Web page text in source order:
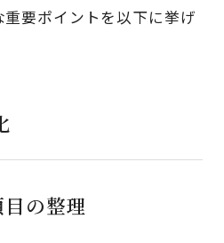
要ポイントを以下に挙げ
の整理